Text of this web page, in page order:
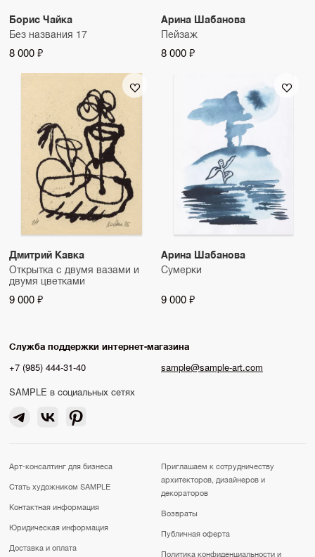
Борис Чайка
Без названия 17
8 000 ₽
Арина Шабанова
Пейзаж
8 000 ₽
Дмитрий Кавка
Открытка с двумя вазами и
двумя цветками
9 000 ₽
Арина Шабанова
Сумерки
9 000 ₽
Служба поддержки интернет-магазина
+7 (985) 444-31-40
sample@sample-art.com
SAMPLE в социальных сетях
Арт-консалтинг для бизнеса
Стать художником SAMPLE
Контактная информация
Юридическая информация
Доставка и оплата
Приглашаем к сотрудничеству
архитекторов, дизайнеров и
декораторов
Возвраты
Публичная оферта
Политика конфиденциальности и